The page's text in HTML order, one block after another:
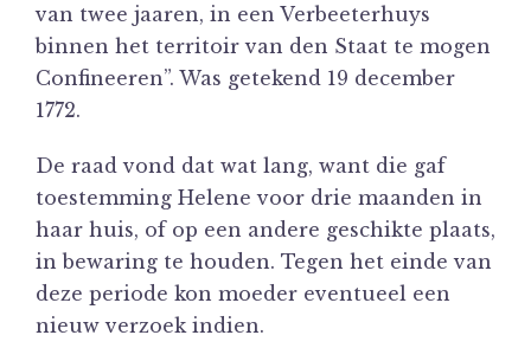
van twee jaaren, in een Verbeeterhuys
binnen het territoir van den Staat te mogen
Confineeren”. Was getekend 19 december
1772.
De raad vond dat wat lang, want die gaf
toestemming Helene voor drie maanden in
haar huis, of op een andere geschikte plaats,
in bewaring te houden. Tegen het einde van
deze periode kon moeder eventueel een
nieuw verzoek indien.